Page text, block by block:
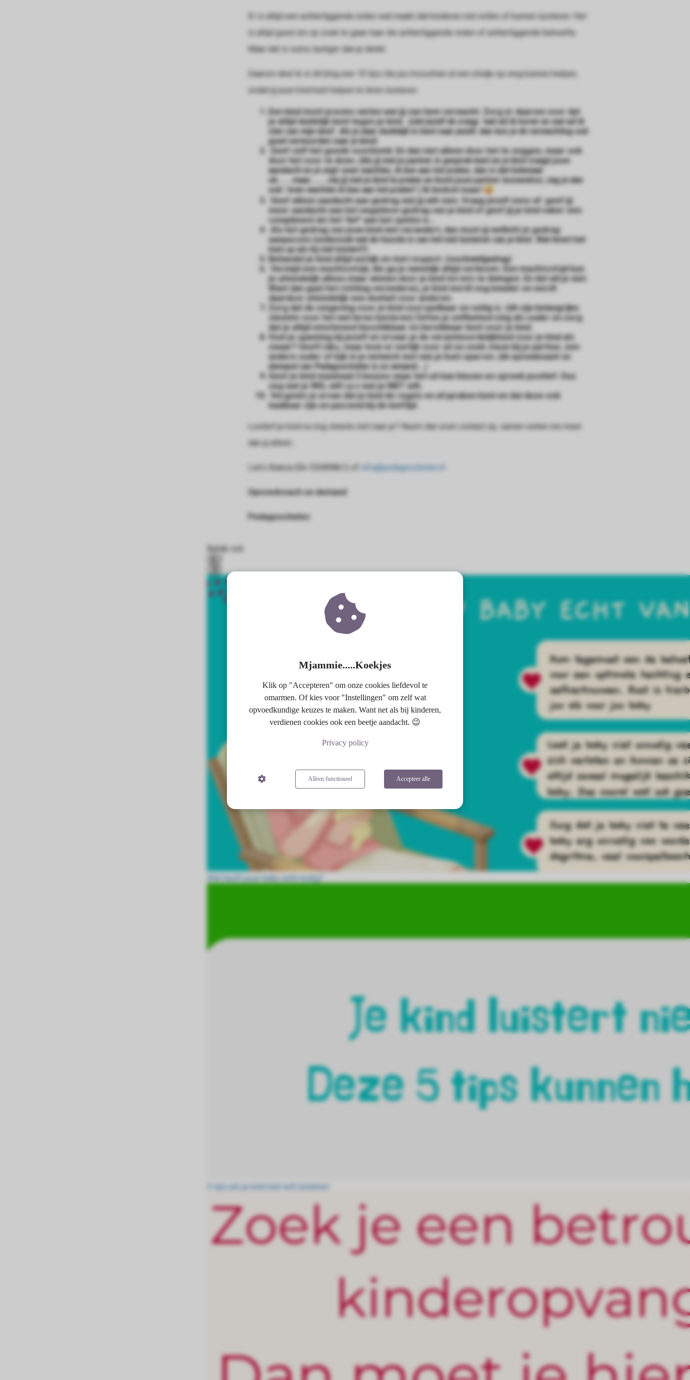
Er is altijd een achterliggende reden wat maakt dat kinderen niet willen of kunnen luisteren. Het
is altijd goed om op zoek te gaan naar die achterliggende reden of achterliggende behoefte.
Maar dat is soms lastiger dan je denkt.
Daarom deel ik in dit blog een 10 tips die jou misschien al een eindje op weg kunnen helpen,
zodat jij jouw kind kunt helpen te leren luisteren.
Een kind moet precies weten wat jij van hem verwacht. Zorg er daarom voor dat
je altijd duidelijk bent tegen je kind.
(stel jezelf de vraag: 'wat wil ik horen en wat wil ik
zien van mijn kind'. Als je daar duidelijk in bent naar jezelf, dan kun je de verwachting ook
goed verwoorden naar je kind)
Geef zelf het goede voorbeeld. En dan niet alleen door het te zeggen, maar ook
door het voor te doen.
(Als jij met je partner in gesprek bent en je kind vraagt jouw
aandacht en je zegt: even wachten, ik ben aan het praten, dan is dat helemaal
ok......maar.......sta jij met je kind te praten en komt jouw partner tussendoor, zeg je dan
ook: 'even wachten ik ben aan het praten'! )
Ik bedoel maar!
Geef alleen aandacht aan gedrag wat jij wilt zien. Vraag jezelf eens af: geef jij
meer aandacht aan het negatieve gedrag van je kind of geef jij je kind vaker een
compliment als het 'lief' aan het spelen is...
Als het gedrag van jouw kind niet verandert, dan moet jij wellicht je gedrag
aanpassen (onderzoek wat de functie is van het niet luisteren van je kind. Wat levert het
hem op als hij niet luistert?)
Behandel je kind altijd eerlijk en met respect.
(voorbeeldgedrag)
Vermijd een machtsstrijd, die ga je namelijk altijd verliezen. Een machtsstrijd kun
je uiteindelijk alleen maar winnen door je kind tot iets te dwingen. En dat wil je niet.
Want dan gaat het richting vernederen, je kind wordt nog kwader en wordt
daardoor uiteindelijk een doelwit voor anderen.
Zorg dat de omgeving voor je kind voorspelbaar en veilig is. (dit zijn belangrijke
sleutels voor het wel leren luisteren) Oefen je zelfbeheersing als ouder en zorg
dat je altijd emotioneel beschikbaar en bereikbaar bent voor je kind.
Voel je spanning bij jezelf en ervaar je de verantwoordelijkheid voor je kind als
zwaar? Geeft niks, maar kom er eerlijk voor uit en zoek steun bij je partner, een
andere ouder of kijk in je netwerk met wie je kunt sparren.
(de opvoedcoach on
demand van Pedagoochelen is zo iemand...)
Geef je kind maximaal 2 keuzes waar het uit kan kiezen en spreek positief. Dus
zeg wat je WEL wilt i.p.v wat je NIET wilt.
Vergewis je ervan dat je kind de regels en afspraken kent en dat deze ook
haalbaar zijn en passend bij de leeftijd.
Luistert je kind nu nog steeds niet naar je? Neem dan even contact op, samen weten we meer
dan jij alleen....
Liefs Bianca (06-53689861) of info@pedagoochelen.nl
Opvoedcoach on demand
Pedagoochelen
Bekijk ook
Wat heeft jouw baby echt nodig?
5 tips als je kind niet wilt luisteren
Mjammie.....Koekjes
Klik op "Accepteren" om onze cookies liefdevol te
omarmen. Of kies voor "Instellingen" om zelf wat
opvoedkundige keuzes te maken. Want net als bij kinderen,
verdienen cookies ook een beetje aandacht. 😉
Privacy policy
Alleen functioneel Accepteer alle